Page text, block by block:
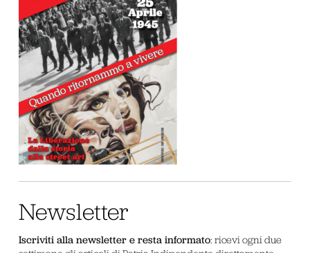
Newsletter
Iscriviti alla newsletter e resta informato: ricevi ogni due